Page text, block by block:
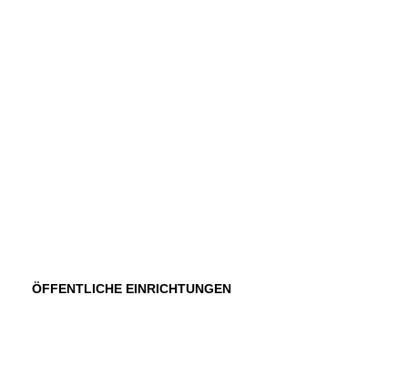
ÖFFENTLICHE EINRICHTUNGEN